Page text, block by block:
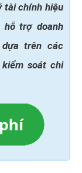
tài chính hiệu
hỗ trợ doanh
trên các
kiểm soát chi